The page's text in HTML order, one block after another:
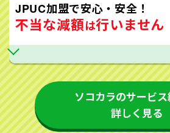
JPUC加盟で安心・安全！
不当な減額は行いません
ソコカラのサービ
詳しく見る